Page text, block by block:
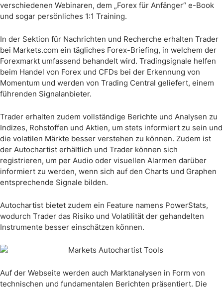
verschiedenen Webinaren, dem „Forex für Anfänger“ e-Book
und sogar persönliches 1:1 Training.
In der Sektion für Nachrichten und Recherche erhalten Trader
bei Markets.com ein tägliches Forex-Briefing, in welchem der
Forexmarkt umfassend behandelt wird. Tradingsignale helfen
beim Handel von Forex und CFDs bei der Erkennung von
Momentum und werden von Trading Central geliefert, einem
führenden Signalanbieter.
Trader erhalten zudem vollständige Berichte und Analysen zu
Indizes, Rohstoffen und Aktien, um stets informiert zu sein und
die volatilen Märkte besser verstehen zu können. Zudem ist
der Autochartist erhältlich und Trader können sich
registrieren, um per Audio oder visuellen Alarmen darüber
informiert zu werden, wenn sich auf den Charts und Graphen
entsprechende Signale bilden.
Autochartist bietet zudem ein Feature namens PowerStats,
wodurch Trader das Risiko und Volatilität der gehandelten
Instrumente besser einschätzen können.
Auf der Webseite werden auch Marktanalysen in Form von
technischen und fundamentalen Berichten präsentiert. Die